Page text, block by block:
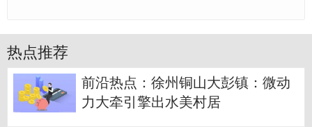
热点推荐
前沿热点：徐州铜山大彭镇：微动
力大牵引擎出水美村居